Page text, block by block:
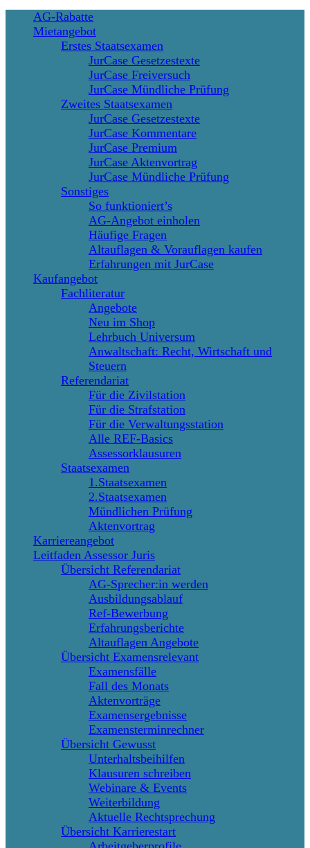
AG-Rabatte
Mietangebot
Erstes Staatsexamen
JurCase Gesetzestexte
JurCase Freiversuch
JurCase Mündliche Prüfung
Zweites Staatsexamen
JurCase Gesetzestexte
JurCase Kommentare
JurCase Premium
JurCase Aktenvortrag
JurCase Mündliche Prüfung
Sonstiges
So funktioniert’s
AG-Angebot einholen
Häufige Fragen
Altauflagen & Vorauflagen kaufen
Erfahrungen mit JurCase
Kaufangebot
Fachliteratur
Angebote
Neu im Shop
Lehrbuch Universum
Anwaltschaft: Recht, Wirtschaft und
Steuern
Referendariat
Für die Zivilstation
Für die Strafstation
Für die Verwaltungsstation
Alle REF-Basics
Assessorklausuren
Staatsexamen
1.Staatsexamen
2.Staatsexamen
Mündlichen Prüfung
Aktenvortrag
Karriereangebot
Leitfaden Assessor Juris
Übersicht Referendariat
AG-Sprecher:in werden
Ausbildungsablauf
Ref-Bewerbung
Erfahrungsberichte
Altauflagen Angebote
Übersicht Examensrelevant
Examensfälle
Fall des Monats
Aktenvorträge
Examensergebnisse
Examensterminrechner
Übersicht Gewusst
Unterhaltsbeihilfen
Klausuren schreiben
Webinare & Events
Weiterbildung
Aktuelle Rechtsprechung
Übersicht Karrierestart